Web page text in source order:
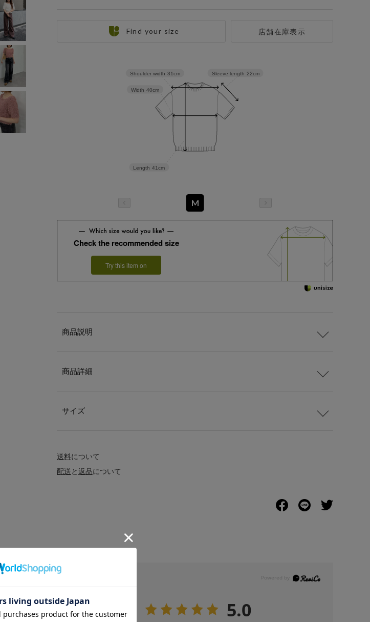
店舗在庫表示
Find your size
Sleeve length 22cm
Length 41cm
Width 40cm
Shoulder width 31cm
M
Check the recommended size
Try this item on
商品説明
商品詳細
サイズ
送料について
配送と返品について
5.0